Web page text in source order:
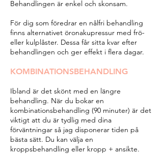
Behandlingen är enkel och skonsam.
För dig som föredrar en nålfri behandling
finns alternativet öronakupressur med frö-
eller kulplåster. Dessa får sitta kvar efter
behandlingen och ger effekt i flera dagar.
KOMBINATIONSBEHANDLING
Ibland är det skönt med en längre
behandling. När du bokar en
kombinationsbehandling (90 minuter) är det
viktigt att du är tydlig med dina
förväntningar så jag disponerar tiden på
bästa sätt. Du kan välja en
kroppsbehandling eller kropp + ansikte.